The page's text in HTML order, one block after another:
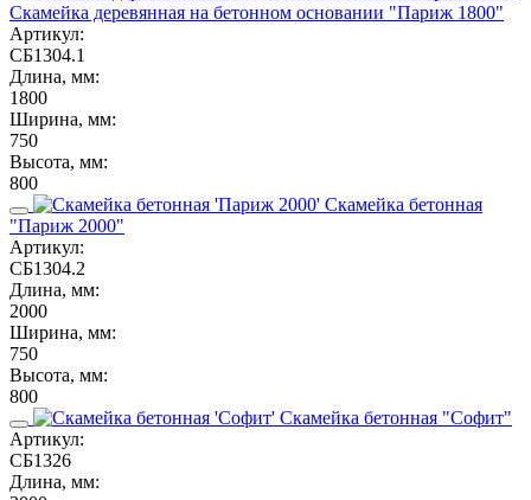
Скамейка деревянная на бетонном основании "Париж 1800"
Артикул:
СБ1304.1
Длина, мм:
1800
Ширина, мм:
750
Высота, мм:
800
Скамейка бетонная
"Париж 2000"
Артикул:
СБ1304.2
Длина, мм:
2000
Ширина, мм:
750
Высота, мм:
800
Скамейка бетонная "Софит"
Артикул:
СБ1326
Длина, мм: